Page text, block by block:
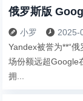
俄罗斯版
 小罗  2025-
Yandex被誉为**“
场份额远超Google
拥...